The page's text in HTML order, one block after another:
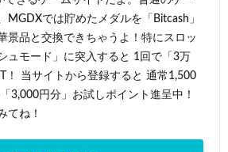
MGDXでは貯めたメダルを「Bitcash」
景品と交換できちゃうよ！特にスロッ
ュモード」に突入すると 1回で「3万
！ 当サイトから登録すると 通常1,500
3,000円分」お試しポイント進呈中！
てね！